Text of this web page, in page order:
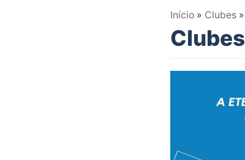
Início» Clubes»
Clubes